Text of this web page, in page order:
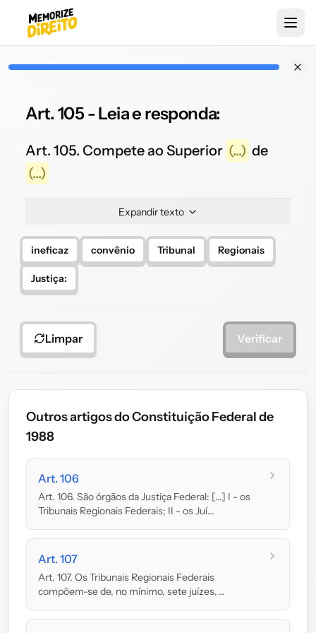
Art. 105 - Leia e responda:
Art. 105. Compete ao Superior (...) de
(...)
Expandir texto
ineficaz convênio Tribunal Regionais
Justiça:
Limpar Verificar
Outros artigos do Constituição Federal de
1988
Art. 106
Art. 106. São órgãos da Justiça Federal: [...] I - os
Tribunais Regionais Federais; II - os Juí...
Art. 107
Art. 107. Os Tribunais Regionais Federais
compõem-se de, no mínimo, sete juízes,